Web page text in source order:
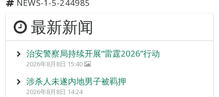
NEWS-1-5-244985
最新新闻
治安警察局持续开展“雷霆2026”行动
2026年8月8日 15:40
涉杀人未遂内地男子被羁押
2026年8月8日 14:24